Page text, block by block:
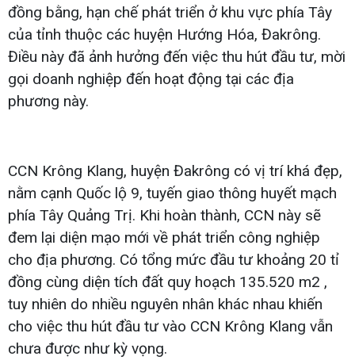
đồng bằng, hạn chế phát triển ở khu vực phía Tây
của tỉnh thuộc các huyện Hướng Hóa, Đakrông.
Điều này đã ảnh hưởng đến việc thu hút đầu tư, mời
gọi doanh nghiệp đến hoạt động tại các địa
phương này.
CCN Krông Klang, huyện Đakrông có vị trí khá đẹp,
nằm cạnh Quốc lộ 9, tuyến giao thông huyết mạch
phía Tây Quảng Trị. Khi hoàn thành, CCN này sẽ
đem lại diện mạo mới về phát triển công nghiệp
cho địa phương. Có tổng mức đầu tư khoảng 20 tỉ
đồng cùng diện tích đất quy hoạch 135.520 m2 ,
tuy nhiên do nhiều nguyên nhân khác nhau khiến
cho việc thu hút đầu tư vào CCN Krông Klang vẫn
chưa được như kỳ vọng.